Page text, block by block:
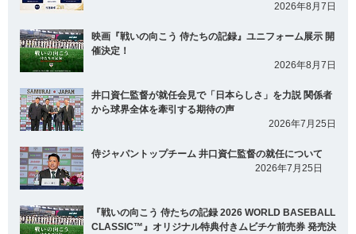
2026年8月7日
映画『戦いの向こう 侍たちの記録』ユニフォーム展示 開
催決定！
2026年8月7日
井口資仁監督が就任会見で「日本らしさ」を力説 関係者
から球界全体を牽引する期待の声
2026年7月25日
侍ジャパントップチーム 井口資仁監督の就任について
2026年7月25日
『戦いの向こう 侍たちの記録 2026 WORLD BASEBALL
CLASSIC™』オリジナル特典付きムビチケ前売券 発売決